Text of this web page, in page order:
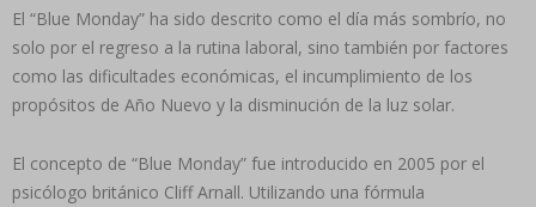
El “Blue Monday” ha sido descrito como el día más sombrío, no
solo por el regreso a la rutina laboral, sino también por factores
como las dificultades económicas, el incumplimiento de los
propósitos de Año Nuevo y la disminución de la luz solar.
El concepto de “Blue Monday” fue introducido en 2005 por el
psicólogo británico Cliff Arnall. Utilizando una fórmula